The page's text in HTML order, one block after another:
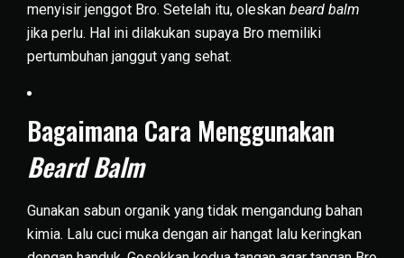
menyisir jenggot Bro. Setelah itu, oleskan beard balm
jika perlu. Hal ini dilakukan supaya Bro memiliki
pertumbuhan janggut yang sehat.
Bagaimana Cara Menggunakan
Beard Balm
Gunakan sabun organik yang tidak mengandung bahan
kimia. Lalu cuci muka dengan air hangat lalu keringkan